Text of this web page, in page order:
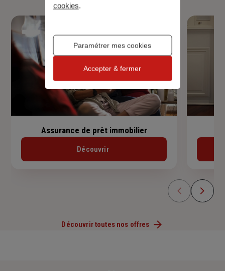
Assurance de prêt immobilier
Découvrir
Découvrir toutes nos offres
cookies.
Paramétrer mes cookies
Accepter & fermer